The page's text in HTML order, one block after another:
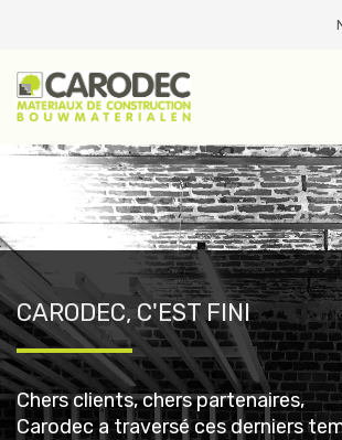
CARODEC, C'EST FINI
Chers clients, chers partenaires,
Carodec a traversé ces derniers